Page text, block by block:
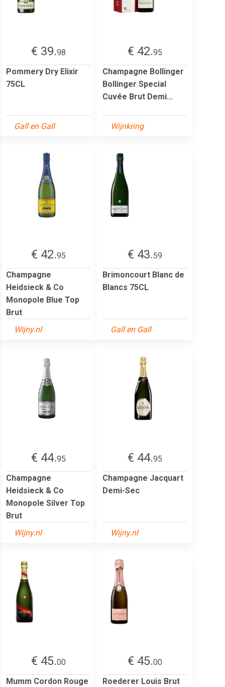
€ 39.98
Pommery Dry Elixir
75CL
Gall en Gall
€ 42.95
Champagne Bollinger
Bollinger Special
Cuvée Brut Demi...
Wijnkring
€ 42.95
Champagne
Heidsieck & Co
Monopole Blue Top
Brut
Wijny.nl
€ 43.59
Brimoncourt Blanc de
Blancs 75CL
Gall en Gall
€ 44.95
Champagne
Heidsieck & Co
Monopole Silver Top
Brut
Wijny.nl
€ 44.95
Champagne Jacquart
Demi-Sec
Wijny.nl
€ 45.00
Mumm Cordon Rouge
€ 45.00
Roederer Louis Brut